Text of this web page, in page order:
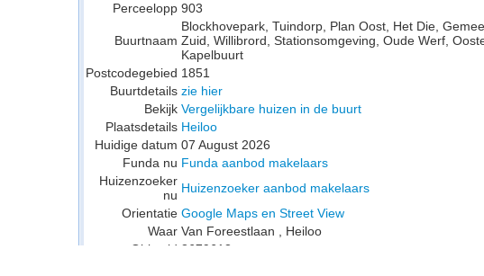
Perceelopp 903
Buurtnaam
Blockhovepark, Tuindorp, Plan Oost, Het Die,
Zuid, Willibrord, Stationsomgeving, Oude Werf,
Kapelbuurt
Postcodegebied 1851
Buurtdetails zie hier
Bekijk Vergelijkbare huizen in de buurt
Plaatsdetails Heiloo
Huidige datum 07 August 2026
Funda nu Funda aanbod makelaars
Huizenzoeker
nu Huizenzoeker aanbod makelaars
Orientatie Google Maps en Street View
Waar Van Foreestlaan , Heiloo
Objectid 3679613